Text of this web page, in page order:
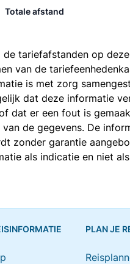
Totale afstand
de tariefafstanden op
van de
is met zorg
dat deze informatie
dat er een fout is
van de gegevens. De
zonder garantie
als indicatie en niet
PLAN JE